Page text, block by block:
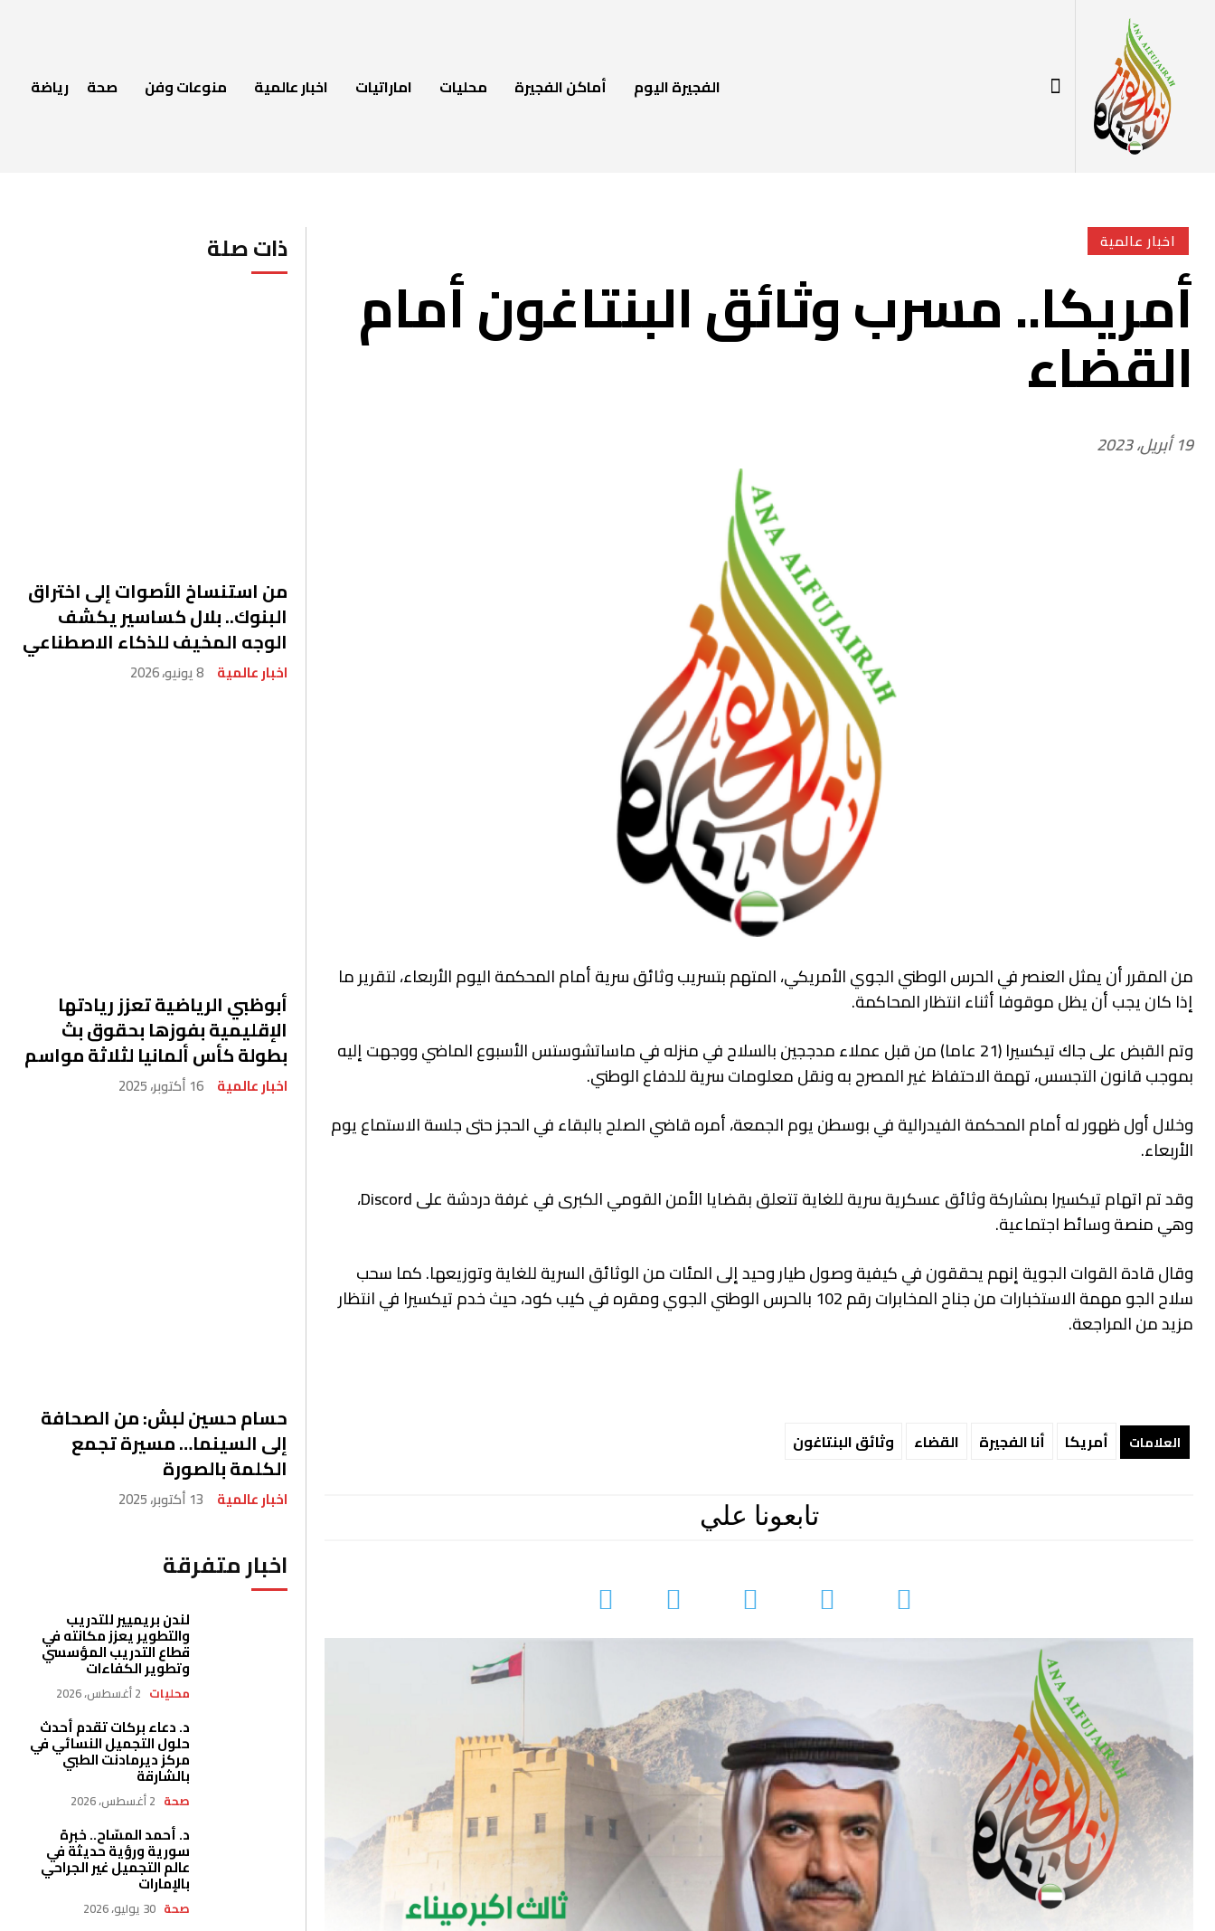
الفجيرة اليوم أماكن الفجيرة محليات اماراتيات اخبار عالمية منوعات وفن صحة رياضة
ذات صلة
من استنساخ الأصوات إلى اختراق
البنوك.. بلال كساسير يكشف
الوجه المخيف للذكاء الاصطناعي
اخبار عالمية 8 يونيو، 2026
أبوظبي الرياضية تعزز ريادتها
الإقليمية بفوزها بحقوق بث
بطولة كأس ألمانيا لثلاثة مواسم
اخبار عالمية 16 أكتوبر، 2025
حسام حسين لبش: من الصحافة
إلى السينما… مسيرة تجمع
الكلمة بالصورة
اخبار عالمية 13 أكتوبر، 2025
اخبار متفرقة
لندن بريميير للتدريب
والتطوير يعزز مكانته في
قطاع التدريب المؤسسي
وتطوير الكفاءات
محليات 2 أغسطس، 2026
د. دعاء بركات تقدم أحدث
حلول التجميل النسائي في
مركز ديرمادنت الطبي
بالشارقة
صحة 2 أغسطس، 2026
د. أحمد المسّاح.. خبرة
سورية ورؤية حديثة في
عالم التجميل غير الجراحي
بالإمارات
صحة 30 يوليو، 2026
اخبار عالمية
أمريكا.. مسرب وثائق البنتاغون أمام
القضاء
19 أبريل، 2023
من المقرر أن يمثل العنصر في الحرس الوطني الجوي الأمريكي، المتهم بتسريب وثائق سرية أمام المحكمة اليوم الأربعاء، لتقرير ما
إذا كان يجب أن يظل موقوفا أثناء انتظار المحاكمة.
وتم القبض على جاك تيكسيرا (21 عاما) من قبل عملاء مدججين بالسلاح في منزله في ماساتشوستس الأسبوع الماضي ووجهت إليه
بموجب قانون التجسس، تهمة الاحتفاظ غير المصرح به ونقل معلومات سرية للدفاع الوطني.
وخلال أول ظهور له أمام المحكمة الفيدرالية في بوسطن يوم الجمعة، أمره قاضي الصلح بالبقاء في الحجز حتى جلسة الاستماع يوم
الأربعاء.
وقد تم اتهام تيكسيرا بمشاركة وثائق عسكرية سرية للغاية تتعلق بقضايا الأمن القومي الكبرى في غرفة دردشة على Discord،
وهي منصة وسائط اجتماعية.
وقال قادة القوات الجوية إنهم يحققون في كيفية وصول طيار وحيد إلى المئات من الوثائق السرية للغاية وتوزيعها. كما سحب
سلاح الجو مهمة الاستخبارات من جناح المخابرات رقم 102 بالحرس الوطني الجوي ومقره في كيب كود، حيث خدم تيكسيرا في انتظار
مزيد من المراجعة.
العلامات أمريكا أنا الفجيرة القضاء وثائق البنتاغون
تابعونا علي